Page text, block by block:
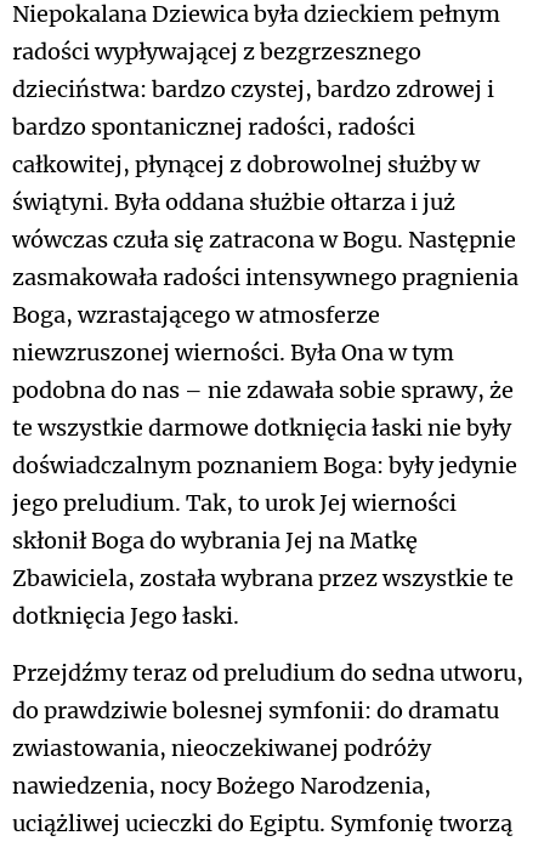
Niepokalana Dziewica była dzieckiem pełnym
radości wypływającej z bezgrzesznego
dzieciństwa: bardzo czystej, bardzo zdrowej i
bardzo spontanicznej radości, radości
całkowitej, płynącej z dobrowolnej służby w
świątyni. Była oddana służbie ołtarza i już
wówczas czuła się zatracona w Bogu. Następnie
zasmakowała radości intensywnego pragnienia
Boga, wzrastającego w atmosferze
niewzruszonej wierności. Była Ona w tym
podobna do nas – nie zdawała sobie sprawy, że
te wszystkie darmowe dotknięcia łaski nie były
doświadczalnym poznaniem Boga: były jedynie
jego preludium. Tak, to urok Jej wierności
skłonił Boga do wybrania Jej na Matkę
Zbawiciela, została wybrana przez wszystkie te
dotknięcia Jego łaski.
Przejdźmy teraz od preludium do sedna utworu,
do prawdziwie bolesnej symfonii: do dramatu
zwiastowania, nieoczekiwanej podróży
nawiedzenia, nocy Bożego Narodzenia,
uciążliwej ucieczki do Egiptu. Symfonię tworzą